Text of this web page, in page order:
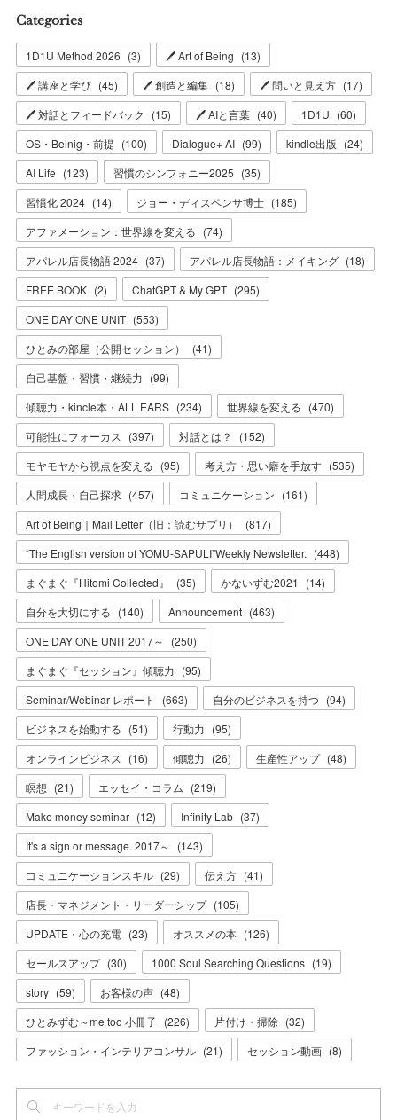
Categories
1D1U Method 2026 (3) 🖊 Art of Being (13)
🖊 講座と学び (45) 🖊 創造と編集 (18) 🖊 問いと見え方 (17)
🖊 対話とフィードバック
(15) 🖊 AIと言葉 (40) 1D1U (60)
OS・Beinig・前提 (100) Dialogue+ AI (99) kindle出版 (24)
AI Life (123) 習慣のシンフォニー2025 (35)
習慣化 2024 (14) ジョー・ディスペンサ博士 (185)
アファメーション：世界線を変える (74)
アパレル店長物語 2024 (37) アパレル店長物語：メイキング (18)
FREE BOOK (2) ChatGPT & My GPT (295)
ONE DAY ONE UNIT (553)
ひとみの部屋（公開セッション）
(41)
自己基盤・習慣・継続力 (99)
傾聴力・kincle本・ALL EARS (234) 世界線を変える (470)
可能性にフォーカス
(397) 対話とは？ (152)
モヤモヤから視点を変える (95) 考え方・思い癖を手放す (535)
人間成長・自己探求 (457) コミュニケーション (161)
Art of Being｜Mail Letter（旧：読むサプリ）
(817)
“The English version of YOMU-SAPULI”Weekly Newsletter. (448)
まぐまぐ『Hitomi Collected』
(35) かないずむ2021 (14)
自分を大切にする (140) Announcement (463)
ONE DAY ONE UNIT 2017～
(250)
まぐまぐ『セッション』傾聴力 (95)
Seminar/Webinar レポート
(663) 自分のビジネスを持つ (94)
ビジネスを始動する (51) 行動力 (95)
オンラインビジネス
(16) 傾聴力 (26) 生産性アップ (48)
瞑想 (21) エッセイ・コラム (219)
Make money seminar (12) Infinity Lab (37)
It's a sign or message. 2017～
(143)
コミュニケーションスキル (29) 伝え方 (41)
店長・マネジメント・リーダーシップ (105)
UPDATE・心の充電 (23) オススメの本 (126)
セールスアップ (30) 1000 Soul Searching Questions (19)
story (59) お客様の声 (48)
ひとみずむ～me too 小冊子 (226) 片付け・掃除 (32)
ファッション・インテリアコンサル (21) セッション動画 (8)